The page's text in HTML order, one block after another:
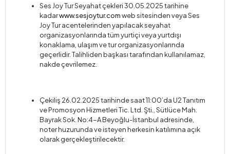
Ses Joy Tur Seyahat çekleri 30.05.2025 tarihine
kadarwww.sesjoytur.comweb sitesinden veya Ses
Joy Tur acentelerinden yapılacak seyahat
organizasyonlarında tüm yurtiçi veya yurtdışı
konaklama, ulaşım ve tur organizasyonlarında
geçerlidir. Talihliden başkası tarafından kullanılamaz,
nakde çevrilemez.
Çekiliş 26.02.2025 tarihinde saat 11:00’da U2 Tanıtım
ve Promosyon Hizmetleri Tic. Ltd. Şti., Sütlüce Mah.
Bayrak Sok. No:4-A Beyoğlu-İstanbul adresinde,
noter huzurunda ve isteyen herkesin katılımına açık
olarak gerçekleştirilecektir.